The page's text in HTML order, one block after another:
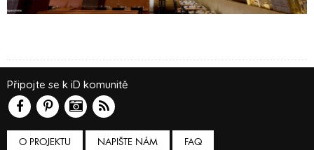
O PROJEKTU NAPIŠTE NÁM
Připojte se k iD komunitě
FAQ